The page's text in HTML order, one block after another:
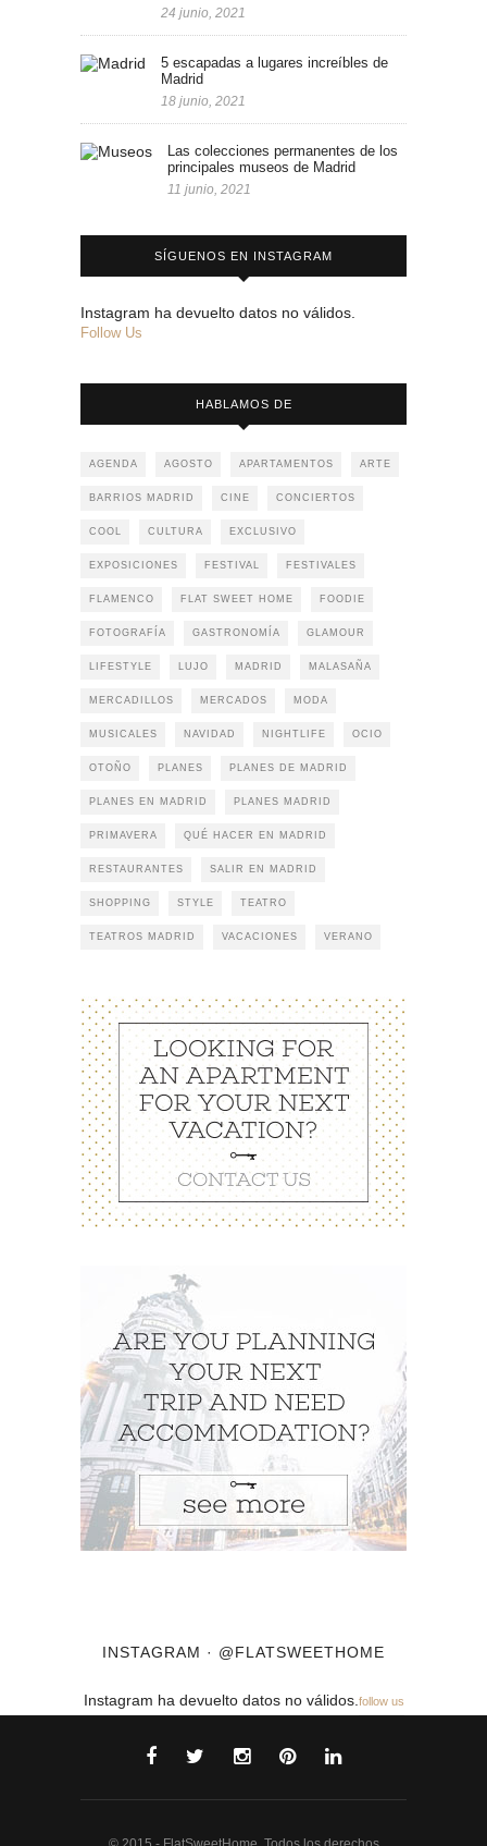
24 junio, 2021
5 escapadas a lugares increíbles de
Madrid
18 junio, 2021
Las colecciones permanentes de los
principales museos de Madrid
11 junio, 2021
SÍGUENOS EN INSTAGRAM
Instagram ha devuelto datos no válidos.
Follow Us
HABLAMOS DE
AGENDA AGOSTO APARTAMENTOS ARTE
BARRIOS MADRID CINE CONCIERTOS
COOL CULTURA EXCLUSIVO
EXPOSICIONES FESTIVAL FESTIVALES
FLAMENCO FLAT SWEET HOME FOODIE
FOTOGRAFÍA GASTRONOMÍA GLAMOUR
LIFESTYLE LUJO MADRID MALASAÑA
MERCADILLOS MERCADOS MODA
MUSICALES NAVIDAD NIGHTLIFE OCIO
OTOÑO PLANES PLANES DE MADRID
PLANES EN MADRID PLANES MADRID
PRIMAVERA QUÉ HACER EN MADRID
RESTAURANTES SALIR EN MADRID
SHOPPING STYLE TEATRO
TEATROS MADRID VACACIONES VERANO
INSTAGRAM · @FLATSWEETHOME
Instagram ha devuelto datos no válidos. follow us